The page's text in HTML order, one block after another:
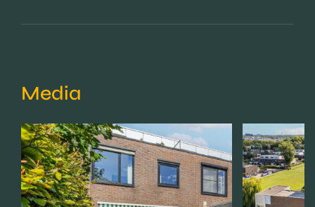
Media